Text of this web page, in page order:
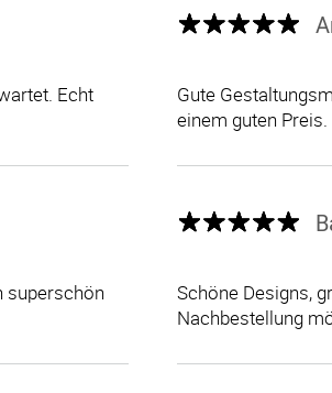
Echt
Gute
einem guten Preis.
superschön
Schöne Designs,
Nachbestellung